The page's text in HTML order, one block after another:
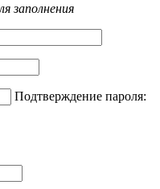
заполнения
Подтверждение пароля: